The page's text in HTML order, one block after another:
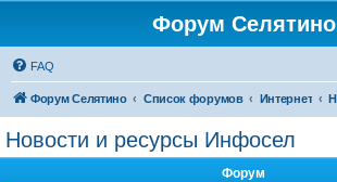
Форум Селятино
FAQ
Форум Селятино Список форумов Интернет
Новости и ресурсы Инфосел
Форум